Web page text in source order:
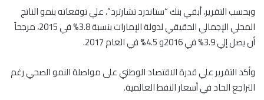
وبحسب التقرير، أبقي بنك “ستاندرد تشارترد”، علي توقعاته بنمو الناتج
المحلي الإجمالي الحقيقي لدولة الإمارات بنسبة 3.8% في 2015، مرجحاً
أن يصل إلي 3.9% في 2016و 4.5% في العام 2017.
وأكد التقرير علي قدرة الاقتصاد الوطني على مواصلة النمو الصحي رغم
التراجع الحاد في أسعار النفط العالمية.